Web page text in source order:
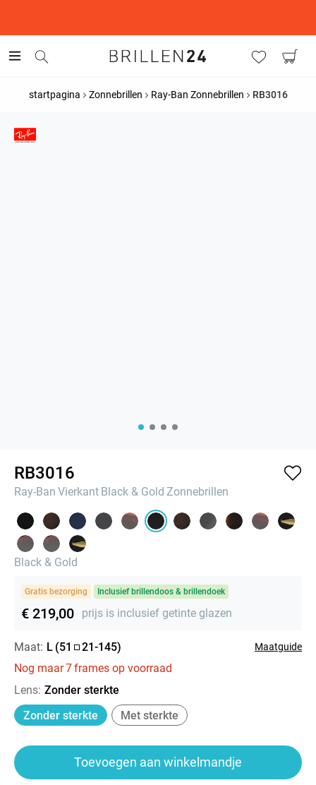
startpagina Zonnebrillen Ray-Ban Zonnebrillen RB3016
RB3016
Ray-Ban Vierkant Black & Gold Zonnebrillen
Black & Gold
Gratis bezorging Inclusief brillendoos & brillendoek
€ 219,00 prijs is inclusief getinte glazen
Maat: L (51 21-145) Maatguide
Nog maar7frames op voorraad
Lens: Zonder sterkte
Zonder sterkte
Met sterkte
Toevoegen aan winkelmandje